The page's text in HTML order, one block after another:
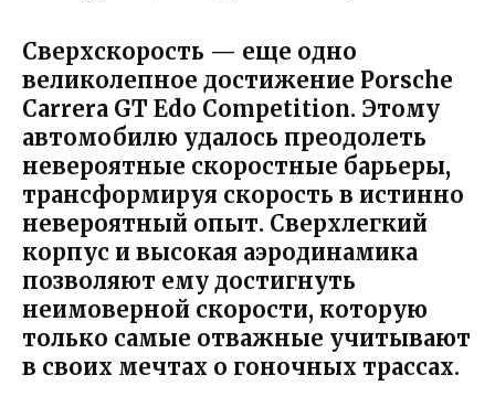
Сверхскорость — еще одно
великолепное достижение Porsche
Carrera GT Edo Competition. Этому
автомобилю удалось преодолеть
невероятные скоростные барьеры,
трансформируя скорость в истинно
невероятный опыт. Сверхлегкий
корпус и высокая аэродинамика
позволяют ему достигнуть
неимоверной скорости, которую
только самые отважные учитывают
в своих мечтах о гоночных трассах.